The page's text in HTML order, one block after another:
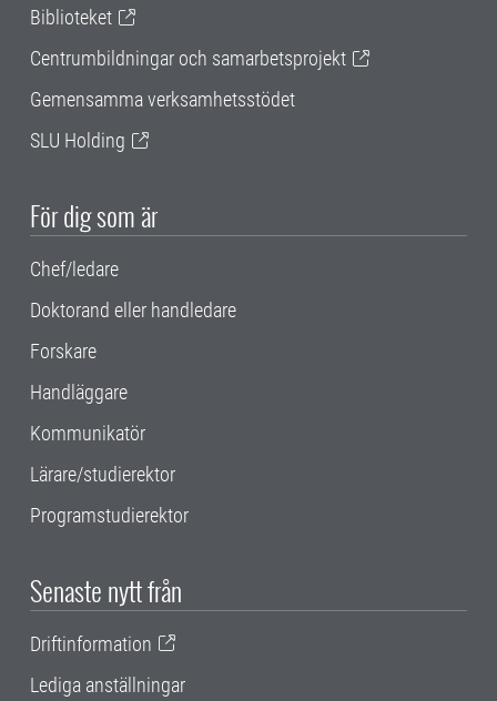
Biblioteket
Centrumbildningar och samarbetsprojekt
Gemensamma verksamhetsstödet
SLU Holding
För dig som är
Chef/ledare
Doktorand eller handledare
Forskare
Handläggare
Kommunikatör
Lärare/studierektor
Programstudierektor
Senaste nytt från
Driftinformation
Lediga anställningar